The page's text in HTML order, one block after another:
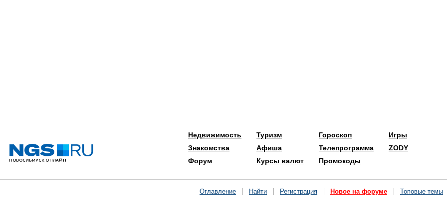
Недвижимость
Знакомства
Форум
Туризм
Афиша
Курсы валют
Гороскоп
Телепрограмма
Промокоды
Игры
ZODY
Оглавление Найти Регистрация Новое на форуме Топовые темы